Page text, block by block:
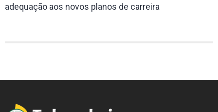
adequação aos novos planos de carreira